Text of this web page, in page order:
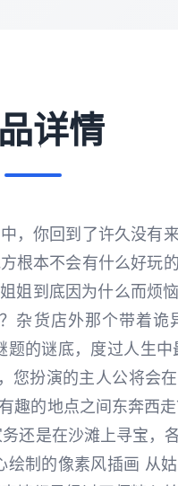
详情
，你回到了许久没有
根本不会有什么好玩
姐到底因为什么而烦
杂货店外那个带着诡
的谜底，度过人生
您扮演的主人公将会
趣的地点之间东奔西
还是在沙滩上寻宝，
制的像素风插画 从